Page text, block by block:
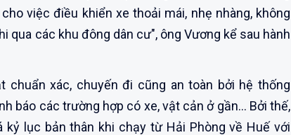
việc điều khiển xe thoải mái, nhẹ nhàng, không
qua các khu đông dân cư", ông Vương kể sau hành
chuẩn xác, chuyến đi cũng an toàn bởi hệ thống
báo các trường hợp có xe, vật cản ở gần… Bởi thế,
lục bản thân khi chạy từ Hải Phòng về Huế với